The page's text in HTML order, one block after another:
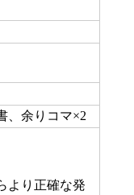
、余りコマ×2
より正確な発